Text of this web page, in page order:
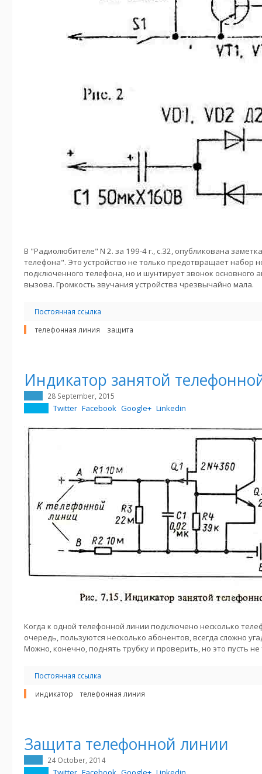
В "Радиолюбителе" N 2. за 199-4 г., с.32, опубликована
телефона". Это устройство не только предотвращает набор
подключенного телефона, но и шунтирует звонок основного
вызова. Громкость звучания устройства чрезвычайно мала.
Постоянная ссылка
телефонная линия
защита
Индикатор занятой
28 September, 2015
Twitter Facebook Google+ Linkedin
Когда к одной телефонной линии подключено несколько
очередь, пользуются несколько абонентов, всегда сложно
Можно, конечно, поднять трубку и проверить, но это пусть не
Постоянная ссылка
индикатор
телефонная линия
Защита телефонной линии
24 October, 2014